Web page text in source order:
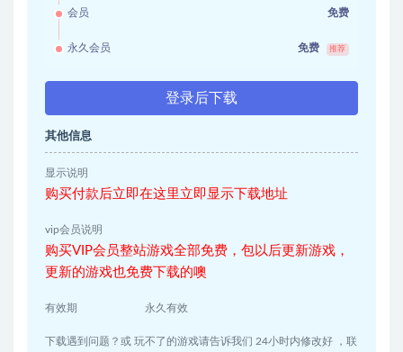
会员 免费
永久会员 免费 推荐
登录后下载
其他信息
显示说明
购买付款后立即在这里立即显示下载地址
vip会员说明
购买VIP会员整站游戏全部免费，包以后更新游戏，
更新的游戏也免费下载的噢
有效期 永久有效
下载遇到问题？或 玩不了的游戏请告诉我们 24小时内修改好 ，联